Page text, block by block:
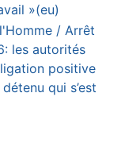
»(eu)
/ Arrêt
les autorités
positive
qui s’est